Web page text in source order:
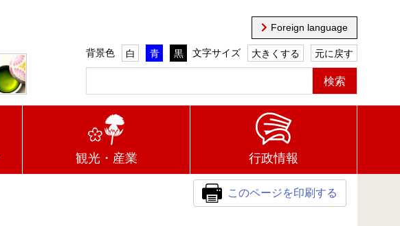
Foreign language
背景色 白 青 黒 文字サイズ 大きくする 元に戻す
観光・産業 行政情報
このページを印刷する